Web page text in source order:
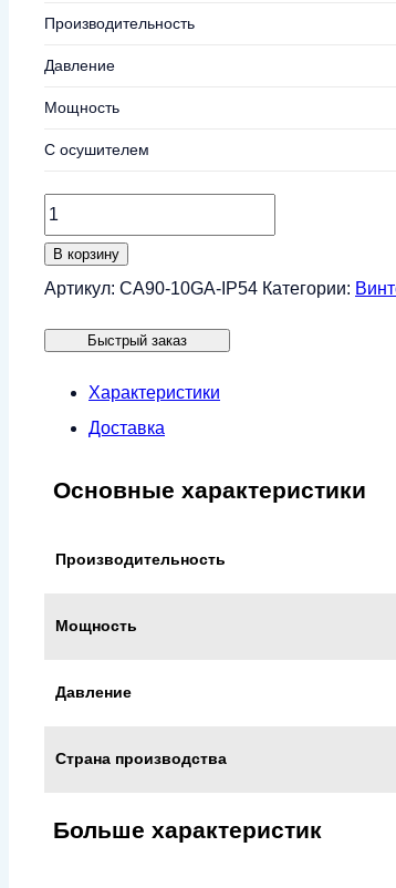
Производительность
Давление
Мощность
С осушителем
Количество
товара
Винтовой
CrossAir
CA90-
10GA
В корзину
Артикул: CA90-10GA-IP54 Категории:
Быстрый заказ
Характеристики
Доставка
Основные характеристики
Производительность
Мощность
Давление
Страна производства
Больше характеристик